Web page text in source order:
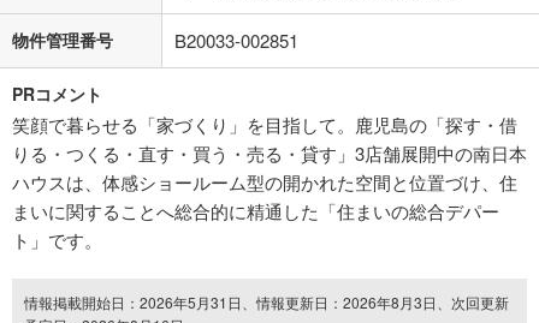
物件管理番号 B20033-002851
PRコメント
笑顔で暮らせる「家づくり」を目指して。鹿児島の「探す・借
りる・つくる・直す・買う・売る・貸す」3店舗展開中の南日本
ハウスは、体感ショールーム型の開かれた空間と位置づけ、住
まいに関することへ総合的に精通した「住まいの総合デパー
ト」です。
情報掲載開始日：2026年5月31日、情報更新日：2026年8月3日、次回更新